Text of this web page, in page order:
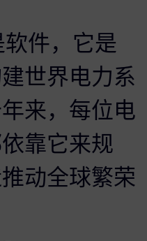
软件，它是
世界电力系
来，每位电
靠它来规
动全球繁荣